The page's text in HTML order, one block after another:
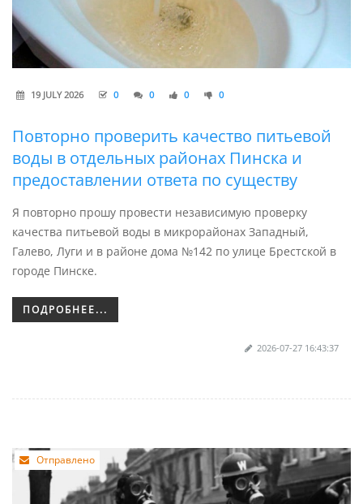
19 JULY 2026 0 0 0 0
Повторно проверить качество питьевой
воды в отдельных районах Пинска и
предоставлении ответа по существу
Я повторно прошу провести независимую проверку
качества питьевой воды в микрорайонах Западный,
Галево, Луги и в районе дома №142 по улице Брестской в
городе Пинске.
ПОДРОБНЕЕ...
2026-07-27 16:43:37
Отправлено